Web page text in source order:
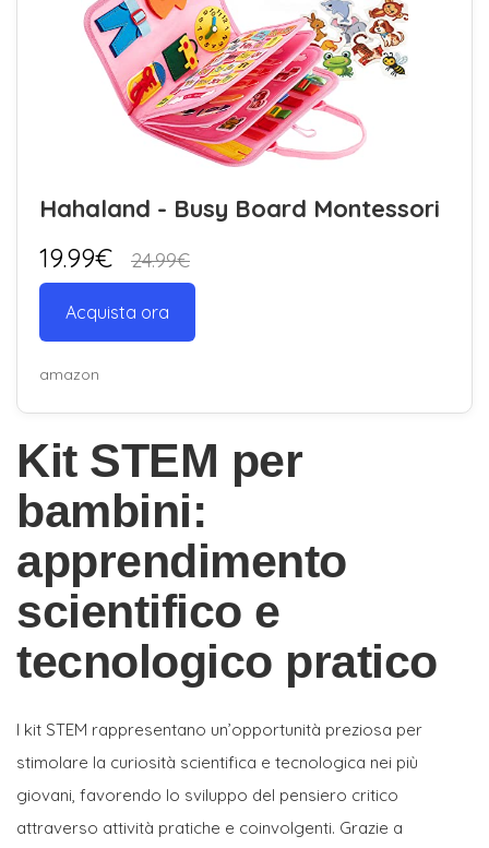
Hahaland - Busy Board Montessori
19.99€ 24.99€
Acquista ora
amazon
Kit STEM per
bambini:
apprendimento
scientifico e
tecnologico pratico
I kit STEM rappresentano un’opportunità preziosa per
stimolare la curiosità scientifica e tecnologica nei più
giovani, favorendo lo sviluppo del pensiero critico
attraverso attività pratiche e coinvolgenti. Grazie a